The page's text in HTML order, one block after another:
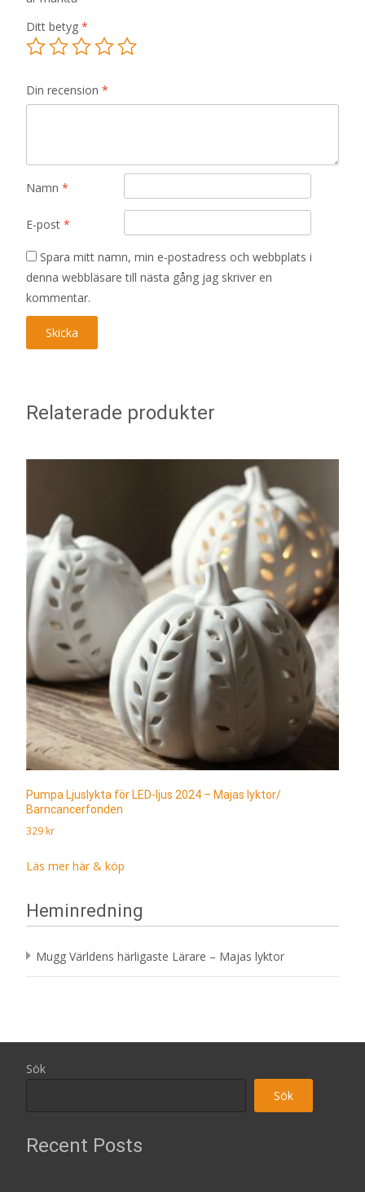
Ditt betyg *
Din recension *
Namn *
E-post *
Spara mitt namn, min e-postadress och webbplats i
denna webbläsare till nästa gång jag skriver en
kommentar.
Relaterade produkter
Pumpa Ljuslykta för LED-ljus 2024 – Majas lyktor/
Barncancerfonden
329 kr
Läs mer här & köp
Heminredning
Mugg Världens härligaste Lärare – Majas lyktor
Sök
Sök
Recent Posts